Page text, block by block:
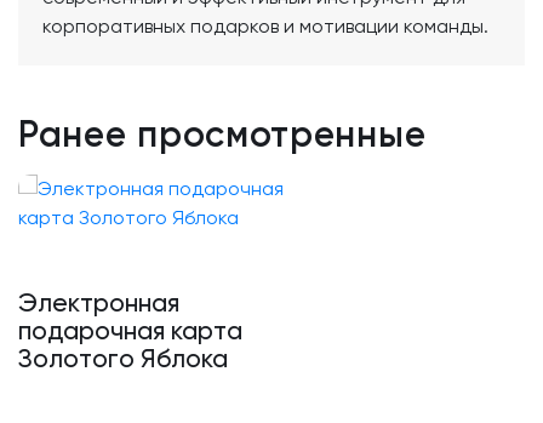
корпоративных подарков и мотивации команды.
Ранее просмотренные
Электронная
подарочная карта
Золотого Яблока